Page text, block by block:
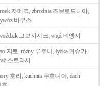
자메크, zbrodnia 즈브로드니아,
비부스
그보지지크, więź 비엥시
지토, różny 루주니, łyżka 위슈카,
스트라시
호리, kuchnia 쿠흐니아, dach